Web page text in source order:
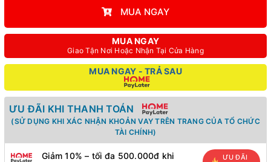
MUA NGAY
MUA NGAY
Giao Tận Nơi Hoặc Nhận Tại Cửa Hàng
MUA NGAY - TRẢ SAU
ƯU ĐÃI KHI THANH TOÁN
(SỬ DỤNG KHI XÁC NHẬN KHOẢN VAY TRÊN TRANG CỦA TỔ CHỨC
TÀI CHÍNH)
Giảm 10% – tối đa 500.000đ khi
ƯU ĐÃI